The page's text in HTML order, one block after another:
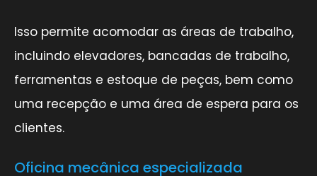
Isso permite acomodar as áreas de trabalho,
incluindo elevadores, bancadas de trabalho,
ferramentas e estoque de peças, bem como
uma recepção e uma área de espera para os
clientes.
Oficina mecânica especializada